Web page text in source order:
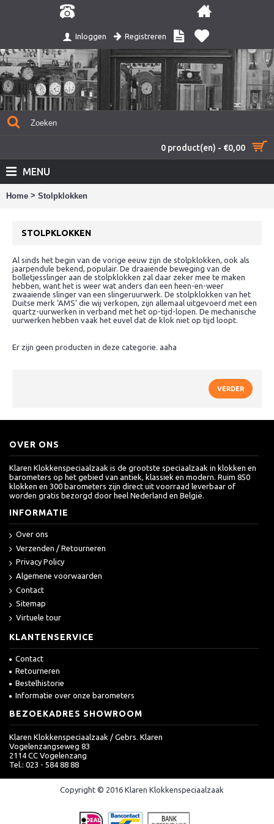
Inloggen Registreren
0 product(en) - €0,00
MENU
Home > Stolpklokken
STOLPKLOKKEN
Al sinds het begin van de vorige eeuw zijn de stolpklokken, ook als
jaarpendule bekend, populair. De draaiende beweging van de
bolletjesslinger aan de stolpklokken zal daar zeker mee te maken
hebben, want het is weer wat anders dan een heen-en-weer
zwaaiende slinger van een slingeruurwerk. De stolpklokken van het
Duitse merk ‘AMS’ die wij verkopen, zijn allemaal uitgevoerd met een
quartz-uurwerken in verband met het op-tijd-lopen. De mechanische
uurwerken hebben vaak het euvel dat de klok niet op tijd loopt.
Er zijn geen producten in deze categorie. aaha
VERDER
OVER ONS
Klaren Klokkenspeciaalzaak is de grootste speciaalzaak in klokken en
barometers op het gebied van antiek, klassiek en modern. Ruim 850
klokken en 300 barometers zijn direct uit voorraad leverbaar of
worden gratis bezorgd door heel Nederland en België.
INFORMATIE
Over ons
Verzenden / Retourneren
Privacy Policy
Algemene voorwaarden
Contact
Sitemap
Virtuele tour
KLANTENSERVICE
Contact
Retourneren
Bestelhistorie
Informatie over onze barometers
BEZOEKADRES SHOWROOM
Klaren Klokkenspeciaalzaak / Gebrs. Klaren
Vogelenzangseweg 83
2114 CC Vogelenzang
Tel.: 023 - 584 88 88
Copyright © 2016 Klaren Klokkenspeciaalzaak